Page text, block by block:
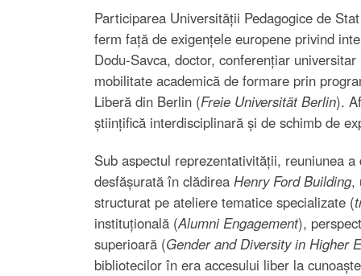
Participarea Universității Pedagogice de
ferm față de exigențele europene privind
Dodu-Savca, doctor, conferențiar
mobilitate academică de formare prin
Liberă din Berlin (Freie Universität Berlin).
științifică interdisciplinară și de schimb de
Sub aspectul reprezentativității, reuniunea
desfășurată în clădirea Henry Ford Building,
structurat pe ateliere tematice specializate (
instituțională (Alumni Engagement),
superioară (Gender and Diversity in Higher
bibliotecilor în era accesului liber la